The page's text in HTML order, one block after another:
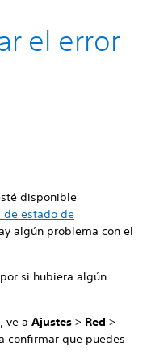
el error
disponible
de estado de
algún problema con el
si hubiera algún
ve a Ajustes > Red >
confirmar que puedes